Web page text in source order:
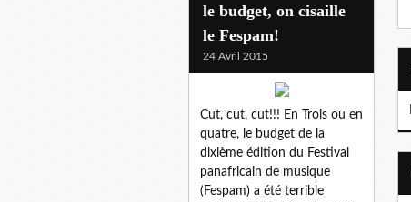
le budget, on cisaille
le Fespam!
24 Avril 2015
Cut, cut, cut!!! En Trois ou en
quatre, le budget de la
dixième édition du Festival
panafricain de musique
(Fespam) a été terrible